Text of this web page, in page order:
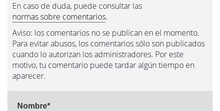
En caso de duda, puede consultar las
normas sobre comentarios.
Aviso: los comentarios no se publican en el momento.
Para evitar abusos, los comentarios sólo son publicados
cuando lo autorizan los administradores. Por este
motivo, tu comentario puede tardar algún tiempo en
aparecer.
Nombre*